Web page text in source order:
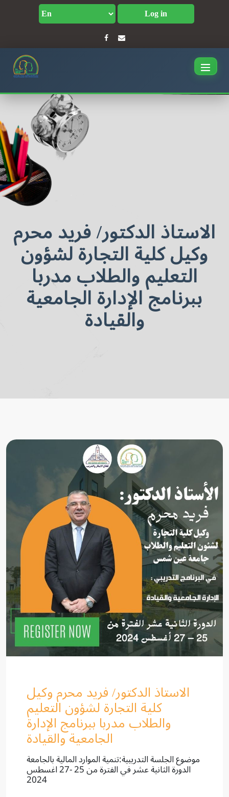
Log in
الاستاذ الدكتور/ فريد محرم
وكيل كلية التجارة لشؤون
التعليم والطلاب مدربا
ببرنامج الإدارة الجامعية
والقيادة
الاستاذ الدكتور/ فريد محرم وكيل
كلية التجارة لشؤون التعليم
والطلاب مدربا ببرنامج الإدارة
الجامعية والقيادة
موضوع الجلسة التدريبية:تنمية الموارد المالية بالجامعة
الدورة الثانية عشر في الفترة من 25 -27 اغسطس
2024